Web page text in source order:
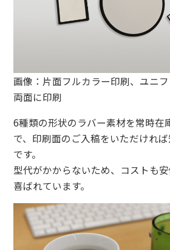
画像：片面フルカラー印刷、ユニ
両面に印刷
6種類の形状のラバー素材を常時在
で、印刷面のご入稿をいただけれ
です。
型代がかからないため、コストも
喜ばれています。